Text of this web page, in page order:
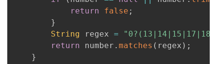
return
false ;
}
String regex =
return number . matches ( regex ) ;
}